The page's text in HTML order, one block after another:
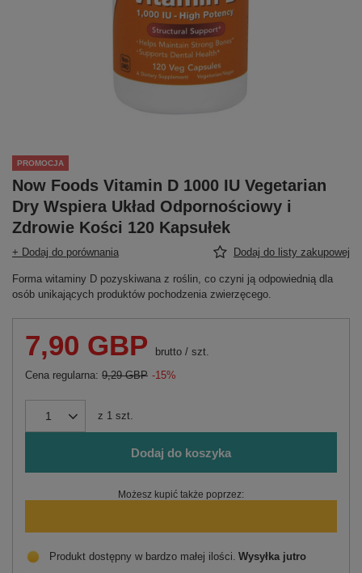
PROMOCJA
Now Foods Vitamin D 1000 IU Vegetarian
Dry Wspiera Układ Odpornościowy i
Zdrowie Kości 120 Kapsułek
+ Dodaj do porównania Dodaj do listy zakupowej
Forma witaminy D pozyskiwana z roślin, co czyni ją odpowiednią dla
osób unikających produktów pochodzenia zwierzęcego.
7,90 GBP brutto / szt.
Cena regularna: 9,29 GBP -15%
z 1 szt.
Dodaj do koszyka
Możesz kupić także poprzez:
Produkt dostępny w bardzo małej ilości Wysyłka jutro